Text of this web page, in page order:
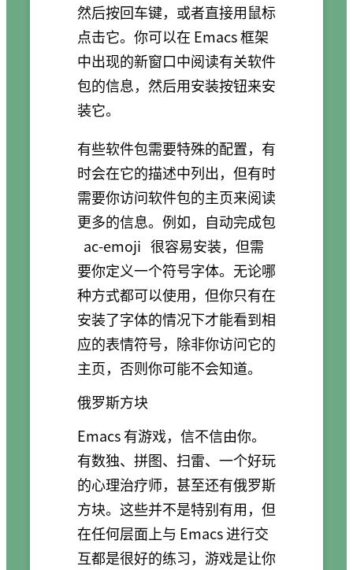
然后按回车键，或者直接用鼠标
点击它。你可以在 Emacs 框架
中出现的新窗口中阅读有关软件
包的信息，然后用安装按钮来安
装它。
有些软件包需要特殊的配置，有
时会在它的描述中列出，但有时
需要你访问软件包的主页来阅读
更多的信息。例如，自动完成包
ac-emoji 很容易安装，但需
要你定义一个符号字体。无论哪
种方式都可以使用，但你只有在
安装了字体的情况下才能看到相
应的表情符号，除非你访问它的
主页，否则你可能不会知道。
俄罗斯方块
Emacs 有游戏，信不信由你。
有数独、拼图、扫雷、一个好玩
的心理治疗师，甚至还有俄罗斯
方块。这些并不是特别有用，但
在任何层面上与 Emacs 进行交
互都是很好的练习，游戏是让你